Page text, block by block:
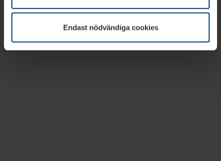
vår webbplats.
Endast nödvändiga cookies